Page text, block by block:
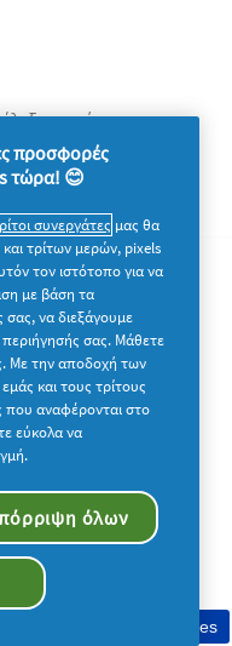
παντός
πληροφορίες σε
και τις προϋποθέσεις
μας.
στη χρήση cookies
προσφορές
τώρα! 😊
συνεργάτες μας θα
τρίτων μερών, pixels
τον ιστότοπο για να
με βάση τα
σας, να διεξάγουμε
περιήγησής σας. Μάθετε
Με την αποδοχή των
και τους τρίτους
αναφέρονται στο
εύκολα να
όλων